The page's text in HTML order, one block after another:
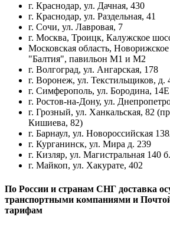
г. Краснодар, ул. Дачная, 430
г. Краснодар, ул. Раздельная, 41
г. Сочи, ул. Лавровая, 7
г. Москва, Троицк, Калужское
Московская область,
"Балтия", павильон М1 и М2
г. Волгоград, ул. Ангарская, 178
г. Воронеж, ул. Текстильщиков, д.
г. Симферополь, ул. Бородина,
г. Ростов-на-Дону, ул.
г. Грозный, ул. Ханкальская, 82
Кишиева, 82)
г. Барнаул, ул. Новороссийская
г. Курганинск, ул. Мира д. 239
г. Кизляр, ул. Магистральная 140 б.
г. Майкоп, ул. Хакурате, 402
По России и странам СНГ доставка
транспортными компаниями и Почтой
тарифам